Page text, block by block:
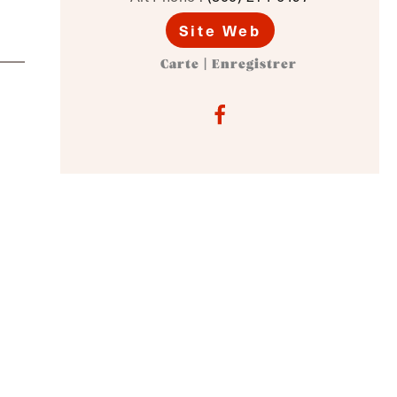
Site Web
Carte Enregistrer